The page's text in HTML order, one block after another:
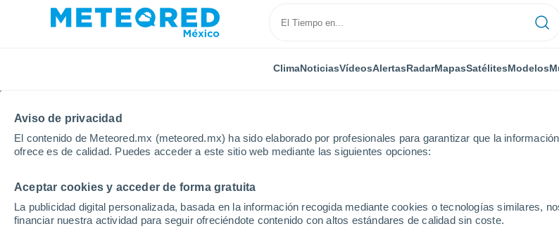
Aviso de privacidad
El contenido de Meteored.mx (meteored.mx) ha sido elaborado por profesionales para garantizar que la
ofrece es de calidad. Puedes acceder a este sitio web mediante las siguientes opciones:
Aceptar cookies y acceder de forma gratuita
La publicidad digital personalizada, basada en la información recogida mediante cookies o tecnologías similares,
financiar nuestra actividad para seguir ofreciéndote contenido con altos estándares de calidad sin coste.
ClimaNoticiasVídeosAlertasRadarMapasSatélitesModelos
Inicio Rumanía Condado de Călăraşi